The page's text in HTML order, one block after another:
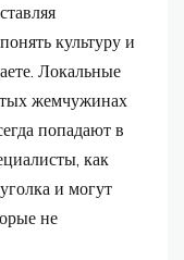
культуру и
Локальные
жемчужинах
попадают в
как
и могут
не